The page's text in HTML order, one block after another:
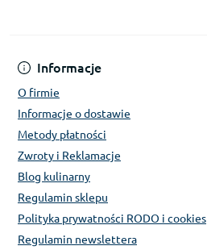
Informacje
O firmie
Informacje o dostawie
Metody płatności
Zwroty i Reklamacje
Blog kulinarny
Regulamin sklepu
Polityka prywatności RODO i cookies
Regulamin newslettera